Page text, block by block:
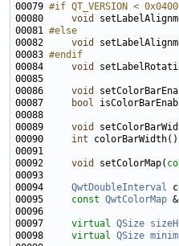
00079 #if QT_VERSION <
00080
void
00081 #else
00082
void
00083 #endif
00084
void
00086 void
00087
bool
00089 void
00090 int colorBarWidth()
00092 void setColorMap(
00094 QwtDoubleInterval
00095 const QwtColorMap
00097 virtual QSize
00098 virtual QSize